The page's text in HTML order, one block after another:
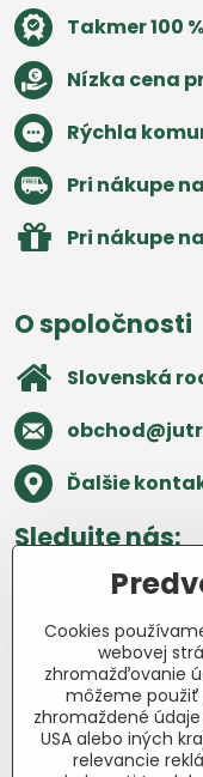
Takmer 100
Nízka cena
Rýchla
Pri nákupe
Pri nákupe
O spoločnosti
Slovenská
Ďalšie
Sledujte nás:
Facebook
Všetko o
Ďakujeme za
Sme
Cookies
webovej
zhromažďovanie
môžeme
zhromaždené
USA alebo iných
relevancie